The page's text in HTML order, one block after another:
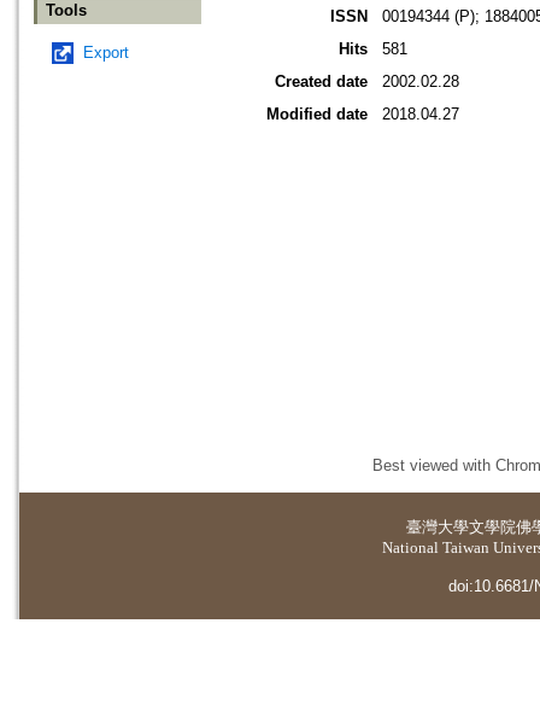
Tools
Export
ISSN
00194344 (P);
Hits
581
Created date
2002.02.28
Modified date
2018.04.27
Best viewed with
臺灣大學文學院佛
National Taiwan
doi:10.6681/